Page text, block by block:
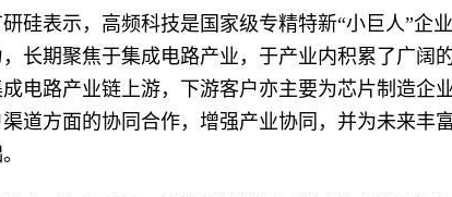
研硅表示，高频科技是国家级专精特新“小巨人”企
长期聚焦于集成电路产业，于产业内积累了广阔
电路产业链上游，下游客户亦主要为芯片制造企
道方面的协同合作，增强产业协同，并为未来丰